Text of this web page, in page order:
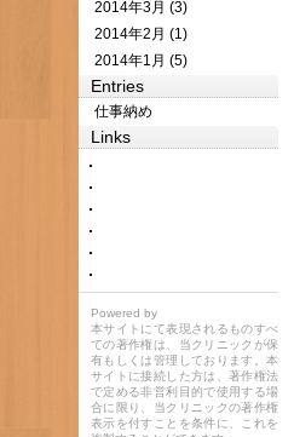
2014年3月 (3)
2014年2月 (1)
2014年1月 (5)
Entries
仕事納め
Links
Powered by
本サイトにて表現されるものすべ
ての著作権は、当クリニックが保
有もしくは管理しております。本
サイトに接続した方は、著作権法
で定める非営利目的で使用する場
合に限り、当クリニックの著作権
表示を付すことを条件に、これを